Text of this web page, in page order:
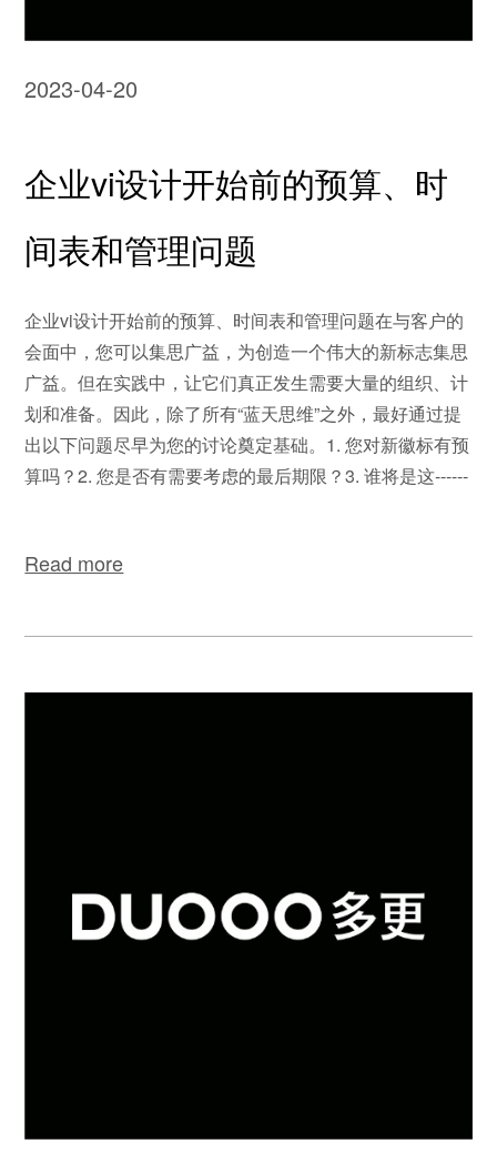
2023-04-20
企业vi设计开始前的预算、时
间表和管理问题
企业vi设计开始前的预算、时间表和管理问题在与客户的
会面中，您可以集思广益，为创造一个伟大的新标志集思
广益。但在实践中，让它们真正发生需要大量的组织、计
划和准备。因此，除了所有“蓝天思维”之外，最好通过提
出以下问题尽早为您的讨论奠定基础。1. 您对新徽标有预
算吗？2. 您是否有需要考虑的最后期限？3. 谁将是这------
Read more